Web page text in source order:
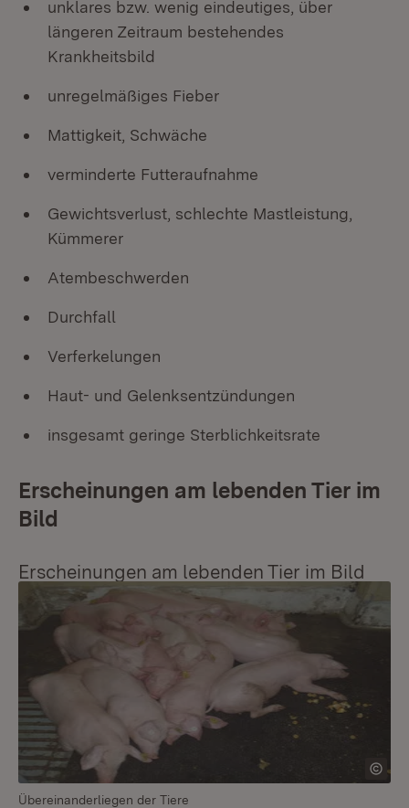
unklares bzw. wenig eindeutiges, über
längeren Zeitraum bestehendes
Krankheitsbild
unregelmäßiges Fieber
Mattigkeit, Schwäche
verminderte Futteraufnahme
Gewichtsverlust, schlechte Mastleistung,
Kümmerer
Atembeschwerden
Durchfall
Verferkelungen
Haut- und Gelenksentzündungen
insgesamt geringe Sterblichkeitsrate
Erscheinungen am lebenden Tier im
Bild
Erscheinungen am lebenden Tier im Bild
Übereinanderliegen der Tiere